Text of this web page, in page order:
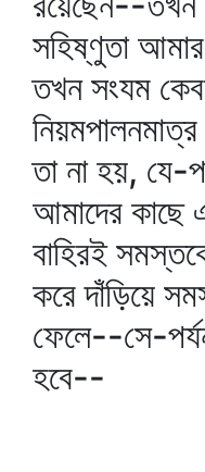
সহিষ্ণুতা
তখন সংযম
তা না হয়, যে-
আমাদের কাছে
বাহিরই
করে দাঁড়িয়ে
ফেলে--সে-
হবে--